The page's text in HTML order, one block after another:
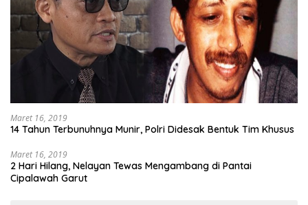
Maret 16, 2019
14 Tahun Terbunuhnya Munir, Polri Didesak Bentuk Tim Khusus
Maret 16, 2019
2 Hari Hilang, Nelayan Tewas Mengambang di Pantai
Cipalawah Garut